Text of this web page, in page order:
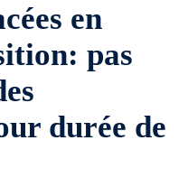
en
pas
durée de